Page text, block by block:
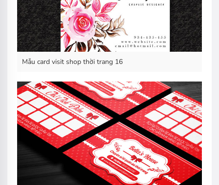
Mẫu card visit shop thời trang 16